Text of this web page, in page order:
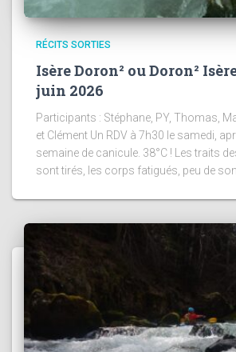
RÉCITS SORTIES
Isère Doron² ou Doron²
juin 2026
Participants : Stéphane, PY, Thomas,
et Clément Un RDV à 7h30 le samedi,
semaine de canicule. 38°C ! Les traits
sont tirés, les corps fatigués, peu de